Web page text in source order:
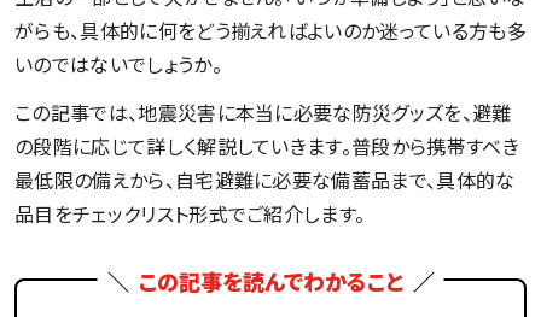
記事一覧を見る
がらも、具体的に何をどう揃えればよいのか迷っている方も多
いのではないでしょうか。
この記事では、地震災害に本当に必要な防災グッズを、避難
の段階に応じて詳しく解説していきます。普段から携帯すべき
最低限の備えから、自宅避難に必要な備蓄品まで、具体的な
品目をチェックリスト形式でご紹介します。
この記事を読んでわかること